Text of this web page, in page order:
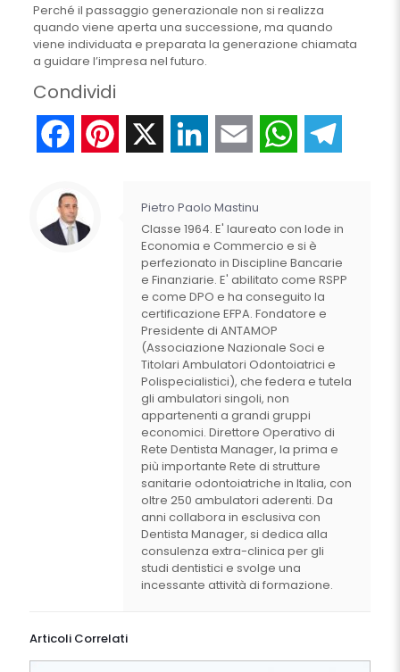
Perché il passaggio generazionale non si realizza
quando viene aperta una successione, ma quando
viene individuata e preparata la generazione chiamata
a guidare l’impresa nel futuro.
Condividi
FacebookPinterest LinkedIn Email WhatsApp
Pietro Paolo Mastinu
Classe 1964. E' laureato con lode in
Economia e Commercio e si è
perfezionato in Discipline Bancarie
e Finanziarie. E' abilitato come RSPP
e come DPO e ha conseguito la
certificazione EFPA. Fondatore e
Presidente di ANTAMOP
(Associazione Nazionale Soci e
Titolari Ambulatori Odontoiatrici e
Polispecialistici), che federa e tutela
gli ambulatori singoli, non
appartenenti a grandi gruppi
economici. Direttore Operativo di
Rete Dentista Manager, la prima e
più importante Rete di strutture
sanitarie odontoiatriche in Italia, con
oltre 250 ambulatori aderenti. Da
anni collabora in esclusiva con
Dentista Manager, si dedica alla
consulenza extra-clinica per gli
studi dentistici e svolge una
incessante attività di formazione.
Articoli Correlati